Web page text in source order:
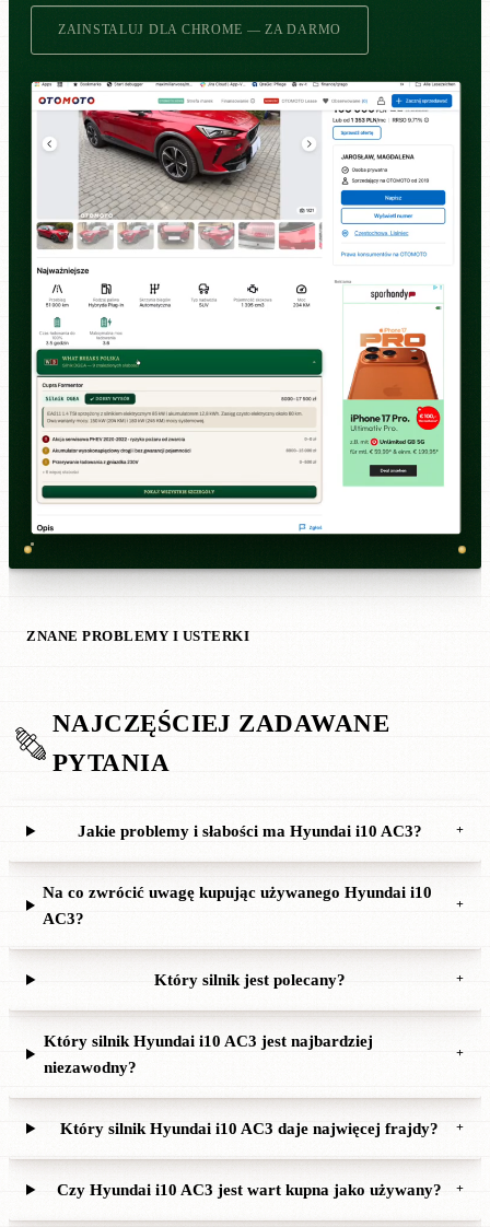
ZAINSTALUJ DLA CHROME — ZA DARMO
ZNANE PROBLEMY I USTERKI
NAJCZĘŚCIEJ ZADAWANE
PYTANIA
Jakie problemy i słabości ma Hyundai i10 AC3? +
Na co zwrócić uwagę kupując używanego Hyundai i10
AC3?
+
Który silnik jest polecany? +
Który silnik Hyundai i10 AC3 jest najbardziej
niezawodny?
+
Który silnik Hyundai i10 AC3 daje najwięcej frajdy? +
Czy Hyundai i10 AC3 jest wart kupna jako używany? +